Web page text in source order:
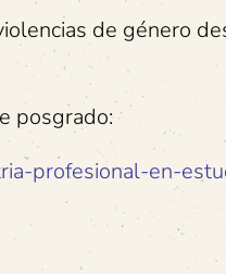
de género
posgrado:
profesional-en-